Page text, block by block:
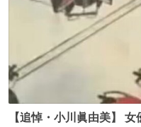
【追悼・小川眞由美】 女優としての最後の姿を見たのは何